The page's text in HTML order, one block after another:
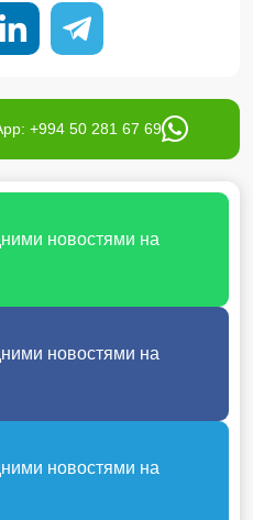
+994 50 281 67 69
новостями на
новостями на
новостями на